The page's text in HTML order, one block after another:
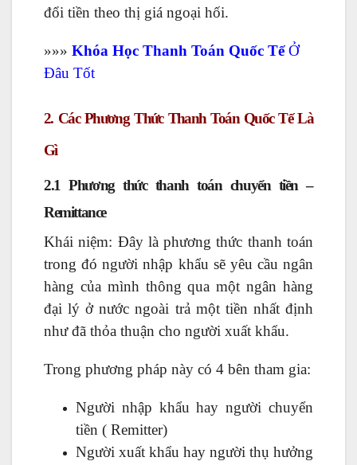
đổi tiền theo thị giá ngoại hối.
»»» Khóa Học Thanh Toán Quốc TếỞ
Đâu Tốt
2. Các Phương Thức Thanh Toán Quốc Tế Là
Gì
2.1 Phương thức thanh toán chuyển tiền –
Remittance
Khái niệm: Đây là phương thức thanh toán
trong đó người nhập khẩu sẽ yêu cầu ngân
hàng của mình thông qua một ngân hàng
đại lý ở nước ngoài trả một tiền nhất định
như đã thỏa thuận cho người xuất khẩu.
Trong phương pháp này có 4 bên tham gia:
Người nhập khẩu hay người chuyển
tiền ( Remitter)
Người xuất khẩu hay người thụ hưởng